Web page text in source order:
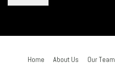
Home About Us Our Team